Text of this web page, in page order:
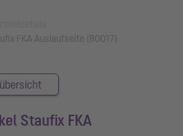
FKA Auslaufseite (80017)
Staufix FKA